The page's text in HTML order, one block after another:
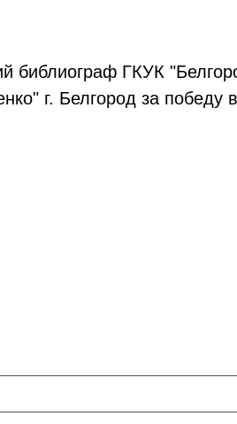
библиограф ГКУК
г. Белгород за победу